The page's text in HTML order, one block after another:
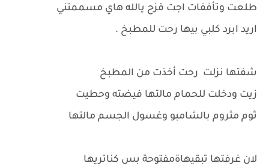
طلعت وتأففات اجت قزح يالله هاي مسممتني
اريد ابرد كلبي بيها رحت للمطبخ .
شفتها نزلت رحت أخذت من المطبخ
زيت ودخلت للحمام مالتها فيضته وحطيت
ثوم مثروم بالشامبو وغسول الجسم مالتها
لان غرفتها تبقيهاةمفتوحة بس كناتريها